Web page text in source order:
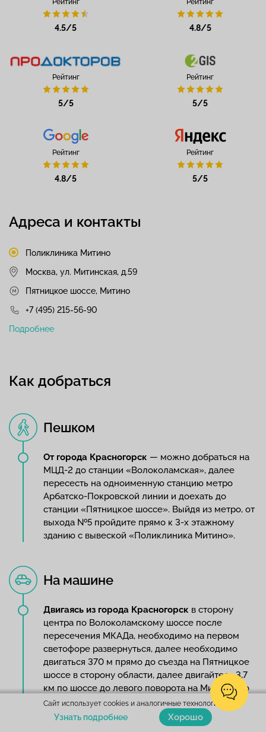
Рейтинг
4.5/5
Рейтинг
4.8/5
Рейтинг
5/5
Рейтинг
5/5
Рейтинг
4.8/5
Рейтинг
5/5
Адреса и контакты
Поликлиника Митино
Москва, ул. Митинская, д.59
Пятницкое шоссе, Митино
+7 (495) 215-56-90
Подробнее
Как добраться
Пешком
От города Красногорск — можно добраться на
МЦД-2 до станции «Волоколамская», далее
пересесть на одноименную станцию метро
Арбатско-Покровской линии и доехать до
станции «Пятницкое шоссе». Выйдя из метро, от
выхода №5 пройдите прямо к 3-х этажному
зданию с вывеской «Поликлиника Митино».
На машине
Двигаясь из города Красногорск в сторону
центра по Волоколамскому шоссе после
пересечения МКАДа, необходимо на первом
светофоре развернуться, далее необходимо
двигаться 370 м прямо до съезда на Пятницкое
шоссе в сторону области, далее двигайтесь 3,7
км по шоссе до левого поворота на Митинскую
улицу, далее на первом светофоре поверните
направо на дублер Пятницкого шоссе и на
первом светофоре поверните налево на дублер
Сайт использует cookies и аналогичные технологии.
Узнать подробнее Хорошо